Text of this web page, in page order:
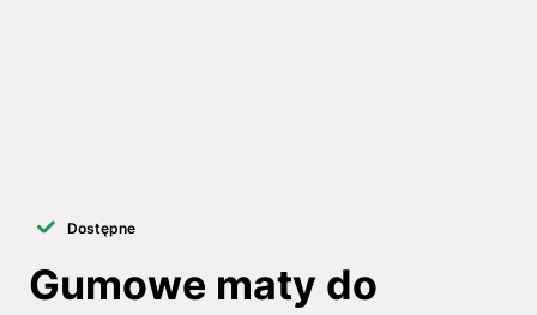
Dostępne
Gumowe maty do